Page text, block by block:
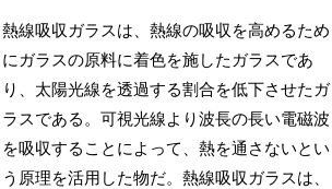
熱線吸収ガラスは、熱線の吸収を高めるため
にガラスの原料に着色を施したガラスであ
り、太陽光線を透過する割合を低下させたガ
ラスである。可視光線より波長の長い電磁波
を吸収することによって、熱を通さないとい
う原理を活用した物だ。熱線吸収ガラスは、